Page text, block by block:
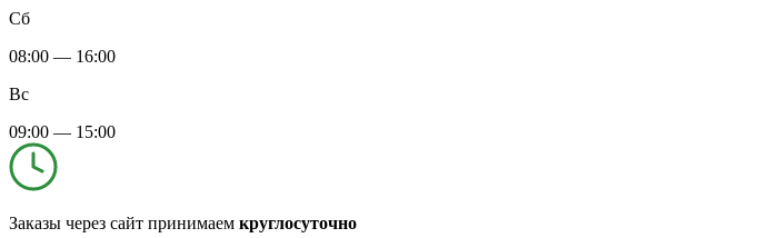
Сб
08:00 — 16:00
Вс
09:00 — 15:00
Заказы через сайт принимаем круглосуточно